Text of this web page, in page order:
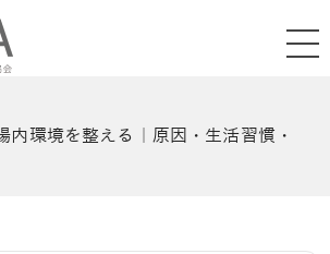
内環境を整える｜原因・生活習慣・